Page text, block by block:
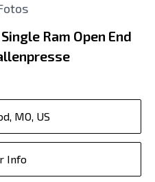
Ram Open End
MO, US
Info